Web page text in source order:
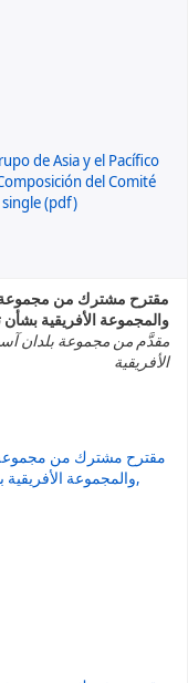
مقترح مشترك من مجموعة
والمجموعة الأفريقية بشأن
مقدَّم من مجموعة بلدان
الأفريقية